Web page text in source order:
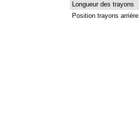
Longueur des trayons
Position trayons arrière